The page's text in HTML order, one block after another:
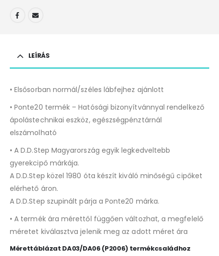
LEÍRÁS
• Elsősorban normál/széles lábfejhez ajánlott
• Ponte20 termék – Hatósági bizonyítvánnyal rendelkező
ápolástechnikai eszköz, egészségpénztárnál
elszámolható
• A D.D.Step Magyarország egyik legkedveltebb
gyerekcipő márkája.
A D.D.Step közel 1980 óta készít kiváló minőségű cipőket
elérhető áron.
A D.D.Step szupinált párja a Ponte20 márka.
• A termék ára mérettől függően változhat, a megfelelő
méretet kiválasztva jelenik meg az adott méret ára
Mérettáblázat DA03/DA06 (P2006) termékcsaládhoz